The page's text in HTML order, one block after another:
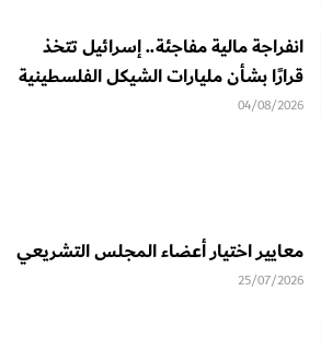
انفراجة مالية مفاجئة.. إسرائيل تتخذ
قرارًا بشأن مليارات الشيكل الفلسطينية
04/08/2026
معايير اختيار أعضاء المجلس التشريعي
25/07/2026